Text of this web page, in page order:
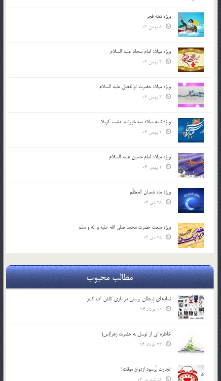
ویژه دهه فجر
ویژه میلاد امام سجاد علیه السلام
ویژه میلاد حضرت ابوالفضل علیه السلام
ویژه نامه میلاد سه خورشید دشت کربلا
ویژه میلاد امام حسین علیه السلام
ویژه ماه شعبان المعظّم
ویژه مبعث حضرت محمد صلی الله علیه و اله و سلم
مطالب محبوب
نمادهای شیطان پرستی در بازی کلش آف کلنز
خاطره ای از توسل به حضرت زهرا(س)
تجارت پُرسود ازدواج موقت !